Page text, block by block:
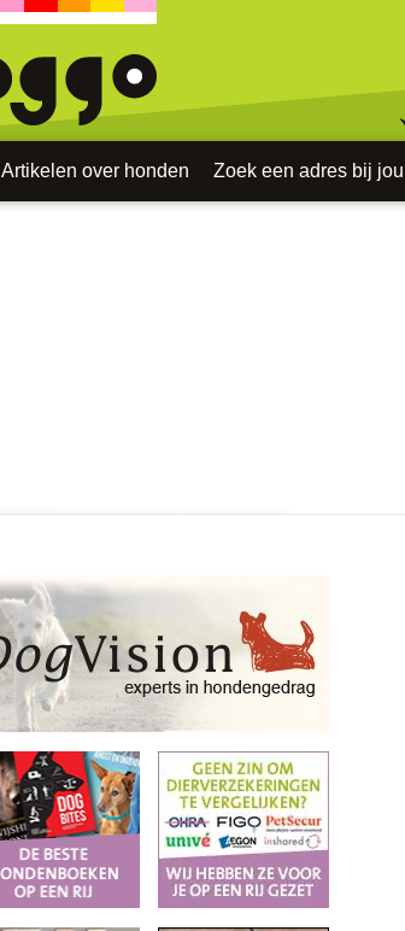
Artikelen over honden Zoek een adres bij